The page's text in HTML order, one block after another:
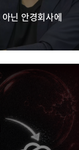
닌 안경회사에